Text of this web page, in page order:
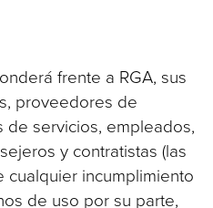
frente a RGA, sus
proveedores de
servicios, empleados,
y contratistas (las
cualquier incumplimiento
de uso por su parte,